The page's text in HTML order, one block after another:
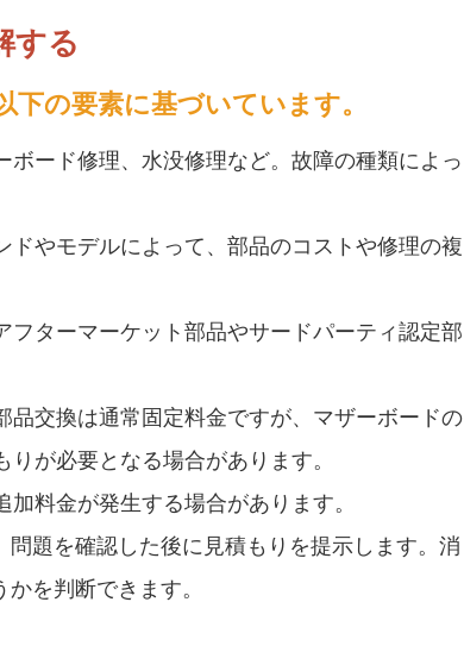
する
の要素に基づいています。
ード修理、水没修理など。故障の種類によっ
やモデルによって、部品のコストや修理の複
ターマーケット部品やサードパーティ認定部
交換は通常固定料金ですが、マザーボードの
が必要となる場合があります。
料金が発生する場合があります。
題を確認した後に見積もりを提示します。消
を判断できます。